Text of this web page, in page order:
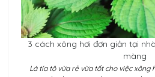
3 cách xông hơi đơn giản tại
màng
Lá tía tô vừa rẻ vừa tốt cho việc xông